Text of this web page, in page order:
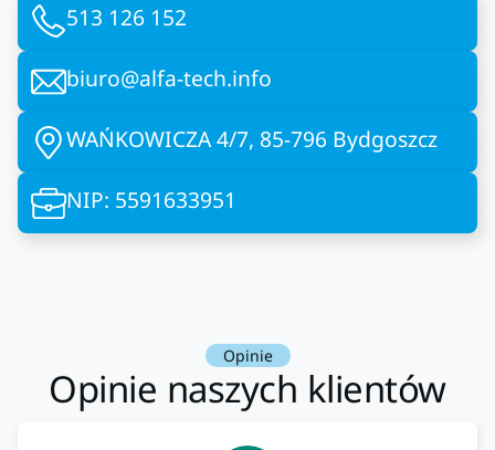
513 126 152
biuro@alfa-tech.info
WAŃKOWICZA 4/7, 85-796 Bydgoszcz
NIP: 5591633951
Opinie
Opinie naszych klientów